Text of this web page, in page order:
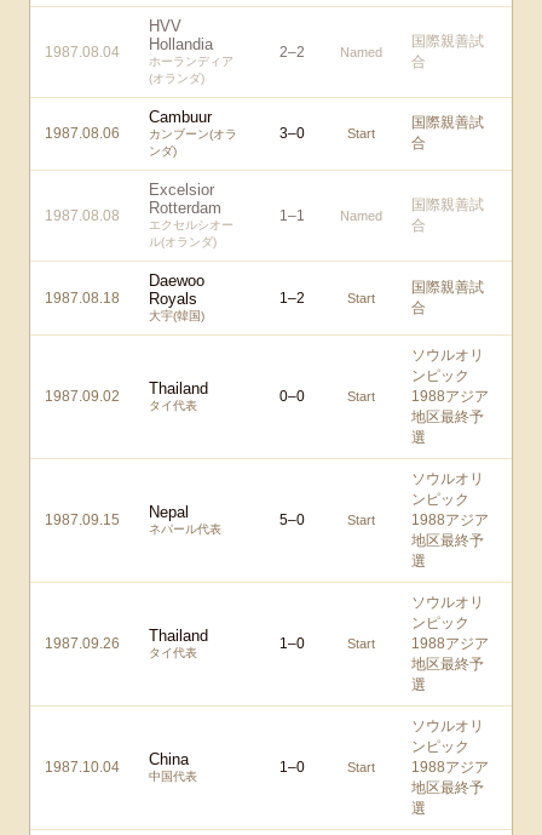
1987.08.04
HVV
Hollandia
ホーランディア
(オランダ)
2–2 Named
国際親善試
合
1987.08.06
Cambuur
カンブーン(オラ
ンダ)
3–0 Start
国際親善試
合
1987.08.08
Excelsior
Rotterdam
エクセルシオー
ル(オランダ)
1–1 Named
国際親善試
合
1987.08.18
Daewoo
Royals
大宇(韓国)
1–2 Start
国際親善試
合
1987.09.02 Thailand
タイ代表
0–0 Start
ソウルオリ
ンピック
1988アジア
地区最終予
選
1987.09.15 Nepal
ネパール代表
5–0 Start
ソウルオリ
ンピック
1988アジア
地区最終予
選
1987.09.26 Thailand
タイ代表
1–0 Start
ソウルオリ
ンピック
1988アジア
地区最終予
選
1987.10.04 China
中国代表
1–0 Start
ソウルオリ
ンピック
1988アジア
地区最終予
選